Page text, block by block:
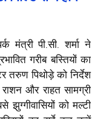
मंत्री पी.सी. शर्मा ने
गरीब बस्तियों का
तरुण पिथोड़े को निर्देश
और राहत सामग्री
को मल्टी